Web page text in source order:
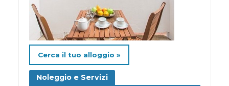
Cerca il tuo alloggio »
Noleggio e Servizi